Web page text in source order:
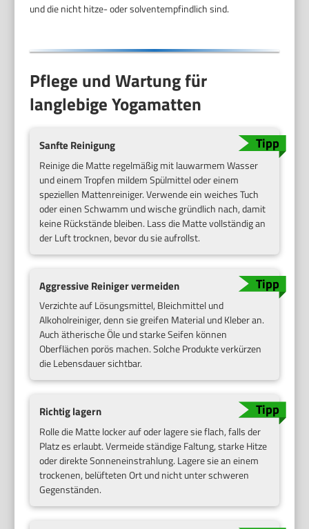
und die nicht hitze- oder solventempfindlich sind.
Pflege und Wartung für
langlebige Yogamatten
Sanfte Reinigung
Reinige die Matte regelmäßig mit lauwarmem Wasser
und einem Tropfen mildem Spülmittel oder einem
speziellen Mattenreiniger. Verwende ein weiches Tuch
oder einen Schwamm und wische gründlich nach, damit
keine Rückstände bleiben. Lass die Matte vollständig an
der Luft trocknen, bevor du sie aufrollst.
Aggressive Reiniger vermeiden
Verzichte auf Lösungsmittel, Bleichmittel und
Alkoholreiniger, denn sie greifen Material und Kleber an.
Auch ätherische Öle und starke Seifen können
Oberflächen porös machen. Solche Produkte verkürzen
die Lebensdauer sichtbar.
Richtig lagern
Rolle die Matte locker auf oder lagere sie flach, falls der
Platz es erlaubt. Vermeide ständige Faltung, starke Hitze
oder direkte Sonneneinstrahlung. Lagere sie an einem
trockenen, belüfteten Ort und nicht unter schweren
Gegenständen.